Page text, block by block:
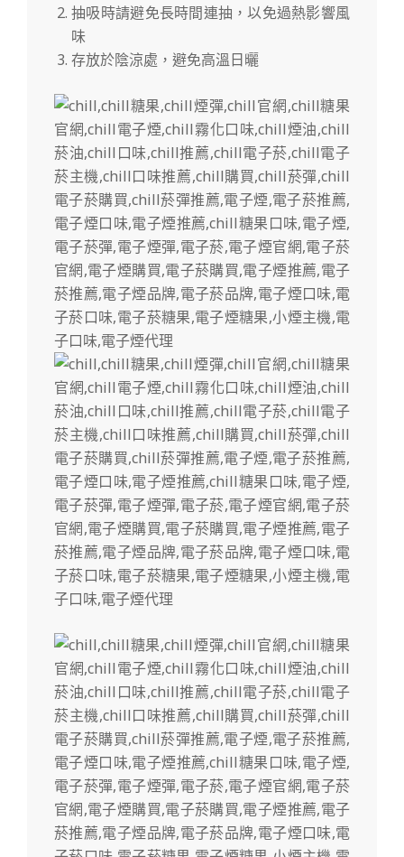
抽吸時請避免長時間連抽，以免過熱影響風
味
存放於陰涼處，避免高溫日曬